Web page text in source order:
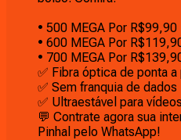
• 500 MEGA Por R$99,90
• 600 MEGA Por
• 700 MEGA Por
✅ Fibra óptica de ponta a
✅ Sem franquia de dados
✅ Ultraestável para
💬 Contrate agora sua
Pinhal pelo WhatsApp!